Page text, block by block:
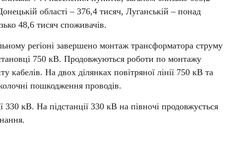
області – 376,4 тисяч, Луганській – понад
48,6 тисяч споживачів.
регіоні завершено монтаж трансформатора струму
750 кВ. Продовжуються роботи по монтажу
кабелів. На двох ділянках повітряної лінії 750 кВ та
пошкодження проводів.
330 кВ. На підстанції 330 кВ на півночі продовжується